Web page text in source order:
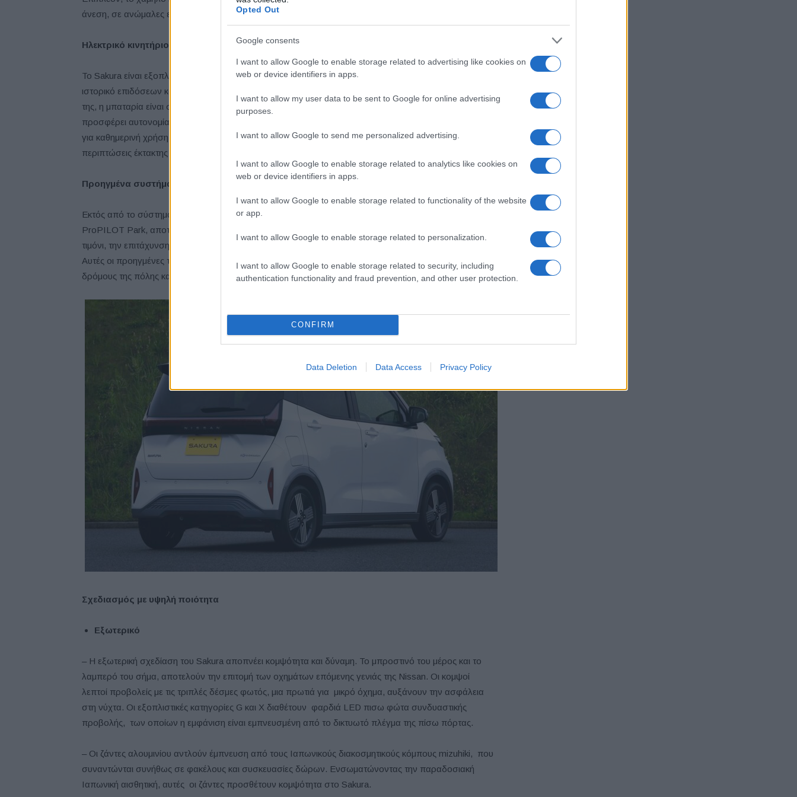
Opted Out
Google consents
I want to allow Google to enable storage related to advertising like cookies on
web or device identifiers in apps.
I want to allow my user data to be sent to Google for online advertising
purposes.
I want to allow Google to send me personalized advertising.
I want to allow Google to enable storage related to analytics like cookies on
web or device identifiers in apps.
I want to allow Google to enable storage related to functionality of the website
or app.
I want to allow Google to enable storage related to personalization.
I want to allow Google to enable storage related to security, including
authentication functionality and fraud prevention, and other user protection.
CONFIRM
Data Deletion Data Access Privacy Policy
άνεση, σε ανώμαλες επιφάνειες του οδοστρώματος .
Ηλεκτρικό κινητήριο σύνολο τελευταίας τεχνολογίας
Το Sakura είναι εξοπλισμένο με μια υπερσύγχρονη μπαταρία ιόντων λιθίου που έχει αδιαμφισβήτητο
ιστορικό επιδόσεων και αξιοπιστίας στο LEAF. Χάρη στην ειδική μέθοδο χωροθέτησης των κυψελών
της, η μπαταρία είναι συμπαγής, επιτρέποντας στο Sakura να έχει ένα ευρύχωρο εσωτερικό. Επιπλέον,
προσφέρει αυτονομία έως και 180 km (με βάση τον κύκλο WLTC της Ιαπωνίας), καθιστώντας το ιδανικό
για καθημερινή χρήση. Η μπαταρία μπορεί επίσης να χρησιμοποιηθεί ως φορητή πηγή τροφοδοσίας σε
περιπτώσεις έκτακτης ανάγκης και να παρέχει ηλεκτρική ενέργεια για μια μέρα σε ένα σπίτι.
Προηγμένα συστήματα οδήγησης, πρωτοποριακά για τα μίνι οχήματα
Εκτός από το σύστημα υποβοήθησης οδηγού ProPILOT, το Sakura είναι εξοπλισμένο με το σύστημα
ProPILOT Park, αποτελώντας μια πρωτιά για μίνι όχημα. Το ProPILOT Park ελέγχει αυτόματα το
τιμόνι, την επιτάχυνση, το φρενάρισμα, την αλλαγή ταχυτήτων και το χειρόφρενο κατά τη στάθμευση.
Αυτές οι προηγμένες τεχνολογίες βελτιώνουν την οδηγική ευκολία και την απόλαυση, τόσο στους
δρόμους της πόλης και τους χώρους στάθμευσης , όσο και στους αυτοκινητόδρομους.
Σχεδιασμός με υψηλή ποιότητα
Εξωτερικό
– Η εξωτερική σχεδίαση του Sakura αποπνέει κομψότητα και δύναμη. Το μπροστινό του μέρος και το
λαμπερό του σήμα, αποτελούν την επιτομή των οχημάτων επόμενης γενιάς της Nissan. Οι κομψοί
λεπτοί προβολείς με τις τριπλές δέσμες φωτός, μια πρωτιά για μικρό όχημα, αυξάνουν την ασφάλεια
στη νύχτα. Οι εξοπλιστικές κατηγορίες G και X διαθέτουν φαρδιά LED πισω φώτα συνδυαστικής
προβολής, των οποίων η εμφάνιση είναι εμπνευσμένη από το δικτυωτό πλέγμα της πίσω πόρτας.
– Οι ζάντες αλουμινίου αντλούν έμπνευση από τους Ιαπωνικούς διακοσμητικούς κόμπους mizuhiki, που
συναντώνται συνήθως σε φακέλους και συσκευασίες δώρων. Ενσωματώνοντας την παραδοσιακή
Ιαπωνική αισθητική, αυτές οι ζάντες προσθέτουν κομψότητα στο Sakura.